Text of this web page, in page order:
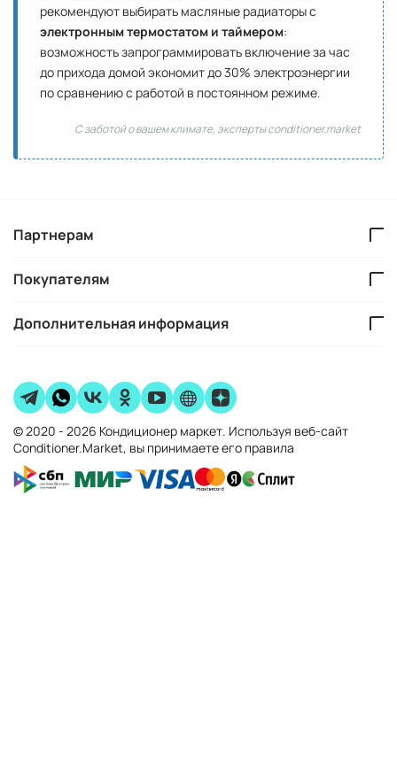
рекомендуют выбирать масляные радиаторы с
электронным термостатом и таймером:
возможность запрограммировать включение за час
до прихода домой экономит до 30% электроэнергии
по сравнению с работой в постоянном режиме.
С заботой о вашем климате, эксперты conditioner.market
Партнерам
Покупателям
Дополнительная информация
© 2020 - 2026 Кондиционер маркет. Используя веб-сайт
Conditioner.Market, вы принимаете его правила